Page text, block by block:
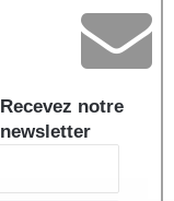
Recevez notre
newsletter